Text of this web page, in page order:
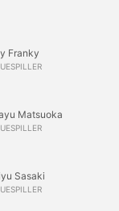
Franky
Matsuoka
Sasaki